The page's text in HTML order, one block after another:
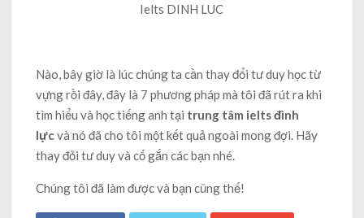
Ielts DINH LUC
Nào, bây giờ là lúc chúng ta cần thay đổi tư duy học từ
vựng rồi đây, đây là 7 phương pháp mà tôi đã rút ra khi
tìm hiểu và học tiếng anh tại trung tâm ielts đình
lựcvà nó đã cho tôi một kết quả ngoài mong đợi. Hãy
thay đỏi tư duy và cố gắn các bạn nhé.
Chúng tôi đã làm được và bạn cũng thế!